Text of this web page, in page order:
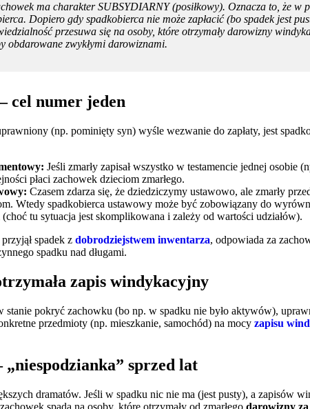
ma charakter SUBSYDIARNY (posiłkowy). Oznacza to, że w
Dopiero gdy spadkobierca nie może zapłacić (bo spadek jest
przesuwa się na osoby, które otrzymały darowizny
obdarowane zwykłymi darowiznami.
cel numer jeden
(np. pominięty syn) wyśle wezwanie do zapłaty, jest
Jeśli zmarły zapisał wszystko w testamencie jednej osobie
płaci zachowek dzieciom zmarłego.
Czasem zdarza się, że dziedziczymy ustawowo, ale zmarły
Wtedy spadkobierca ustawowy może być zobowiązany do
tu sytuacja jest skomplikowana i zależy od wartości udziałów).
spadek z dobrodziejstwem inwentarza, odpowiada za
spadku nad długami.
zapis windykacyjny
stanie pokryć zachowku (bo np. w spadku nie było aktywów),
przedmioty (np. mieszkanie, samochód) na mocy zapisu
„niespodzianka” sprzed lat
dramatów. Jeśli w spadku nic nie ma (jest pusty), a zapisów
spada na osoby, które otrzymały od zmarłego darowizny za